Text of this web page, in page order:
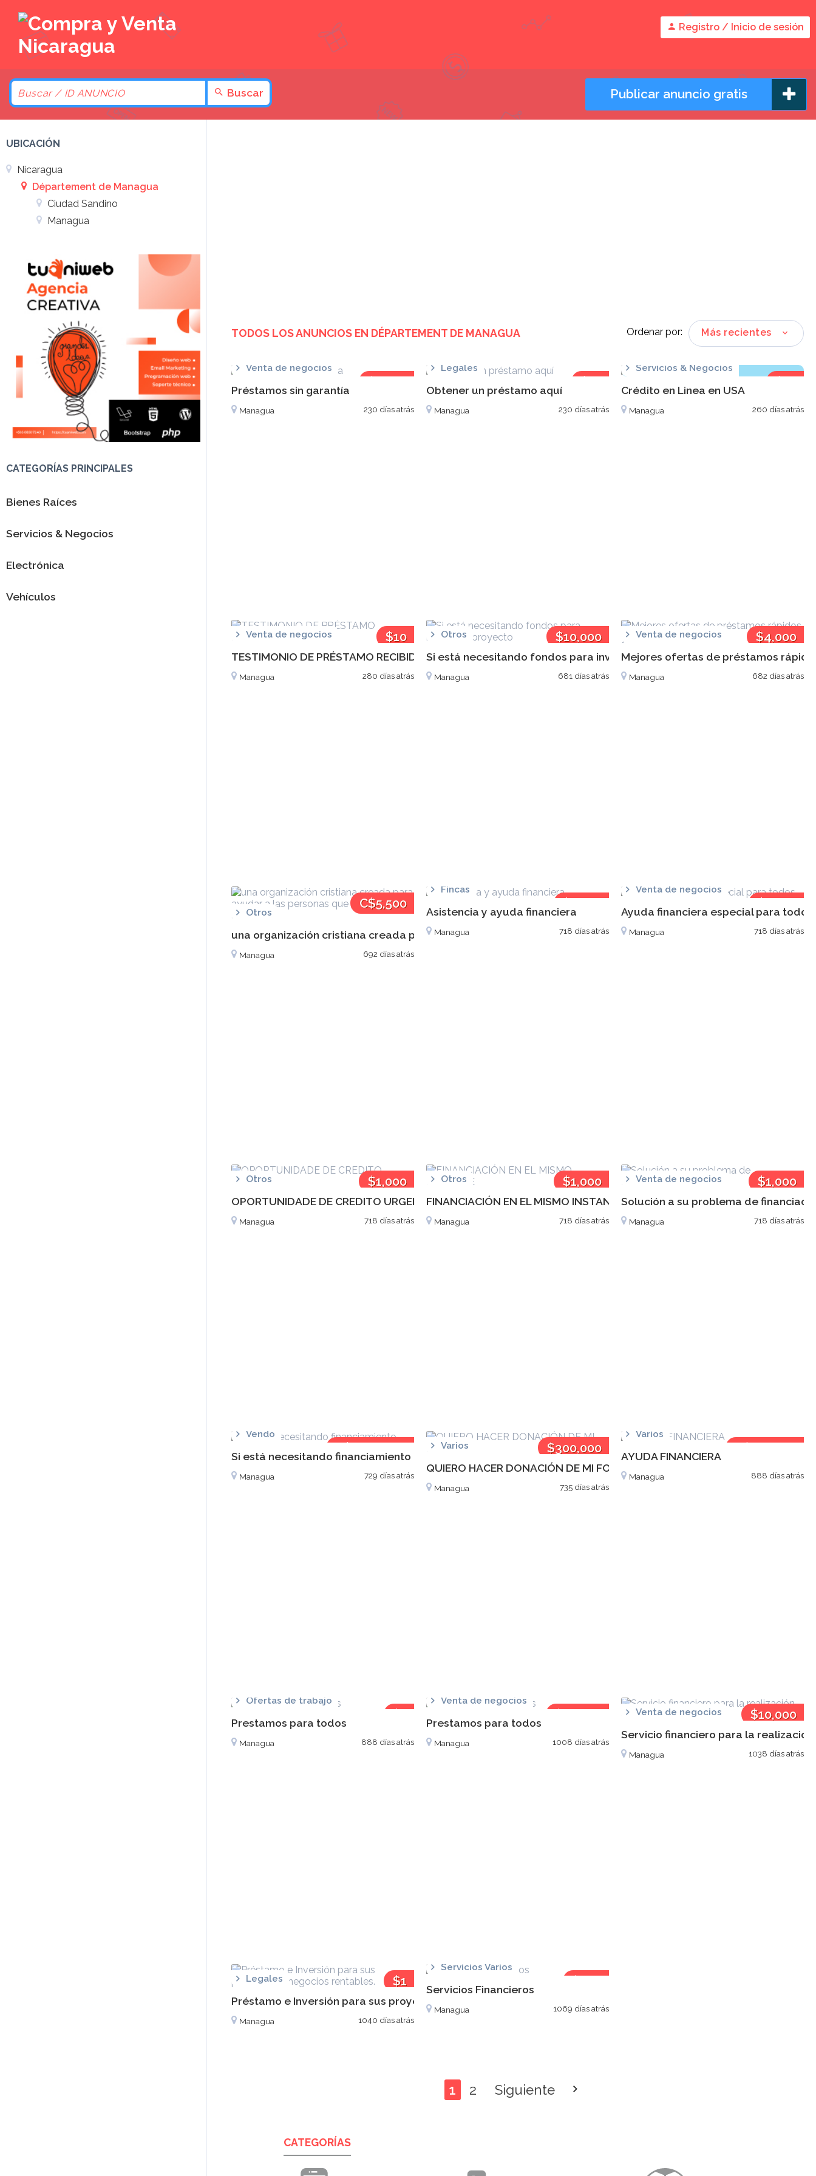
Registro / Inicio de sesión
Publicar anuncio gratis
Buscar
TODOS LOS ANUNCIOS EN DÉPARTEMENT DE MANAGUA Más recientes
Ordenar por:
$1,000
Venta de negocios
Préstamos sin garantía
Managua 230 días atrás
$10
Legales
Obtener un préstamo aquí
Managua 230 días atrás
$10
Servicios & Negocios
Crédito en Linea en USA
Managua 260 días atrás
$10
Venta de negocios
TESTIMONIO DE PRÉSTAMO RECIBIDO
Managua 280 días atrás
$10,000
Otros
Si está necesitando fondos para invertir en proyecto
Managua 681 días atrás
$4,000
Venta de negocios
Mejores ofertas de préstamos
Managua 682 días atrás
C$5,500
Otros
una organización cristiana creada para ayudar a las personas que necesitan ayuda
Managua 692 días atrás
$1,000
Fincas
Asistencia y ayuda financiera
Managua 718 días atrás
$1,000
Venta de negocios
Ayuda financiera especial para todos
Managua 718 días atrás
$1,000
Otros
OPORTUNIDADE DE CREDITO URGENTE
Managua 718 días atrás
$1,000
Otros
FINANCIACIÓN EN EL MISMO INSTANTE
Managua 718 días atrás
$1,000
Venta de negocios
Solución a su problema de
Managua 718 días atrás
C$1,500,000
Vendo
Si está necesitando financiamiento
Managua 729 días atrás
$300,000
Varios
QUIERO HACER DONACIÓN DE MI FORTUNA
Managua 735 días atrás
C$180,000
Varios
AYUDA FINANCIERA
Managua 888 días atrás
$1
Ofertas de trabajo
Prestamos para todos
Managua 888 días atrás
$50,000
Venta de negocios
Prestamos para todos
Managua 1008 días atrás
$10,000
Venta de negocios
Servicio financiero para la
Managua 1038 días atrás
$1
Legales
Préstamo e Inversión para sus proyectos y negocios rentables.
Managua 1040 días atrás
$300
Servicios Varios
Servicios Financieros
Managua 1069 días atrás
1 2 Siguiente
CATEGORÍAS
UBICACIÓN
Nicaragua
Département de Managua
Ciudad Sandino
Managua
CATEGORÍAS PRINCIPALES
Bienes Raíces
Servicios & Negocios
Electrónica
Vehículos